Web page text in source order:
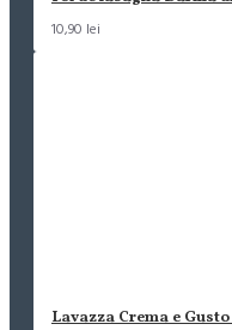
10,90 lei
Lavazza Crema e